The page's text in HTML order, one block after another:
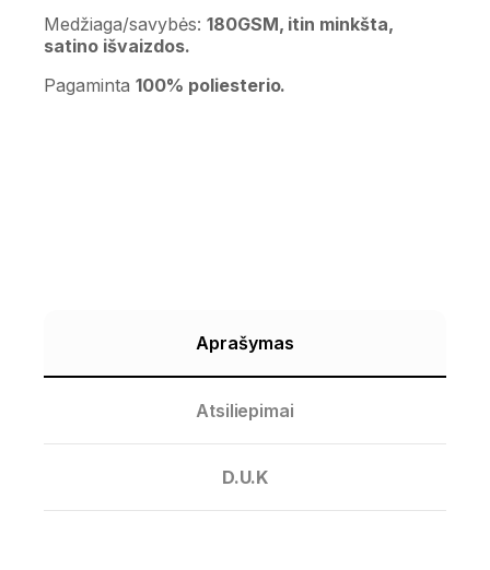
Medžiaga/savybės: 180GSM, itin minkšta,
satino išvaizdos.
Pagaminta 100% poliesterio.
Aprašymas
Atsiliepimai
D.U.K